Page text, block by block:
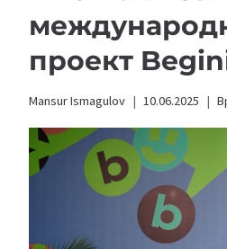
проект
Mansur Ismagulov 10.06.2025